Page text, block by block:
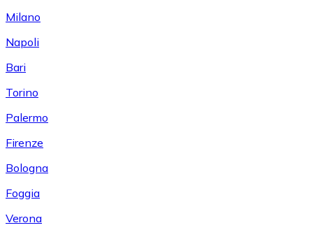
Milano
Napoli
Bari
Torino
Palermo
Firenze
Bologna
Foggia
Verona